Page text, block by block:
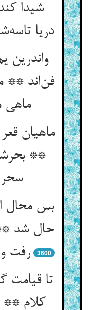
شیدا
دریا
واندرین
فن‌اند **
ماهی
ماهیان
**
بس محال
حال شد
رفت
3600
تا قیامت
کلام **